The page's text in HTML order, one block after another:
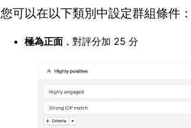
您可以在以下類別中設定群組條件：
極為正面 ，對評分加 25 分